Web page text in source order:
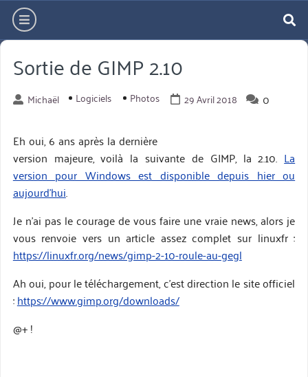
Aller
directement
au
contenu
hamburger
Sortie de GIMP 2.10
Michaël Logiciels Photos 29 Avril 2018 0
Eh oui, 6 ans après la dernière
version majeure, voilà la suivante de GIMP, la 2.10. La
version pour Windows est disponible depuis hier ou
aujourd’hui.
Je n’ai pas le courage de vous faire une vraie news, alors je
vous renvoie vers un article assez complet sur linuxfr :
https://linuxfr.org/news/gimp-2-10-roule-au-gegl
Ah oui, pour le téléchargement, c’est direction le site officiel
:https://www.gimp.org/downloads/
@+ !